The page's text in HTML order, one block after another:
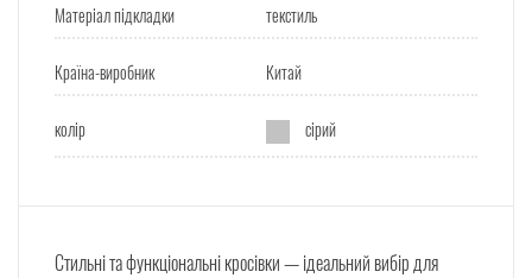
Матеріал підкладки текстиль
Країна-виробник Китай
колір сірий
Стильні та функціональні кросівки — ідеальний вибір для